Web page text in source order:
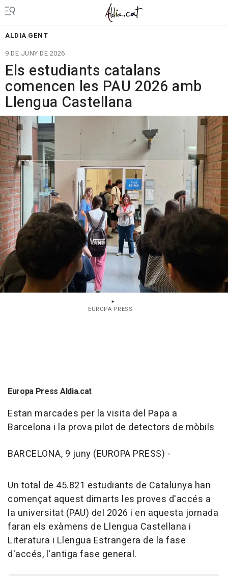
ALDIA GENT
9 DE JUNY DE 2026
Els estudiants catalans
comencen les PAU 2026 amb
Llengua Castellana
EUROPA PRESS
Europa Press Aldia.cat
Estan marcades per la visita del Papa a
Barcelona i la prova pilot de detectors de mòbils
BARCELONA, 9 juny (EUROPA PRESS) -
Un total de 45.821 estudiants de Catalunya han
començat aquest dimarts les proves d'accés a
la universitat (PAU) del 2026 i en aquesta jornada
faran els exàmens de Llengua Castellana i
Literatura i Llengua Estrangera de la fase
d'accés, l'antiga fase general.